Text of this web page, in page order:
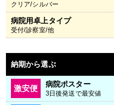
クリア/シルバー
病院用卓上タイプ
受付/診察室/他
納期から選ぶ
激安便 病院ポスター
3日後発送で最安値